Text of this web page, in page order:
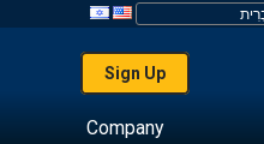
Sign Up
Company